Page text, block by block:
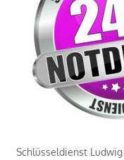
Schlüsseldienst Ludwig